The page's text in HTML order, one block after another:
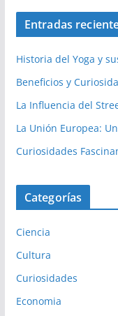
Entradas
Historia del Yoga y
Beneficios y
La Influencia del
La Unión Europea:
Curiosidades
Categorías
Ciencia
Cultura
Curiosidades
Economia